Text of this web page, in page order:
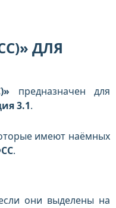
ДЛЯ
предназначен для
3.1.
имеют наёмных
.
они выделены на